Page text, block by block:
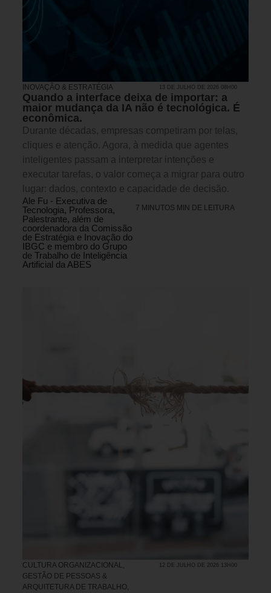
INOVAÇÃO & ESTRATÉGIA 13 DE JULHO DE 2026 08H00
Quando a interface deixa de importar: a
maior mudança da IA não é tecnológica. É
econômica.
Durante décadas, empresas competiram por telas,
cliques e atenção. Agora, à medida que agentes
inteligentes passam a interpretar intenções e
executar tarefas, o valor começa a migrar para outro
lugar: dados, contexto e capacidade de decisão.
Ale Fu - Executiva de
Tecnologia, Professora,
Palestrante, além de
coordenadora da Comissão
de Estratégia e Inovação do
IBGC e membro do Grupo
de Trabalho de Inteligência
Artificial da ABES
7 MINUTOS MIN DE LEITURA
CULTURA ORGANIZACIONAL,
GESTÃO DE PESSOAS &
ARQUITETURA DE TRABALHO,
12 DE JULHO DE 2026 13H00